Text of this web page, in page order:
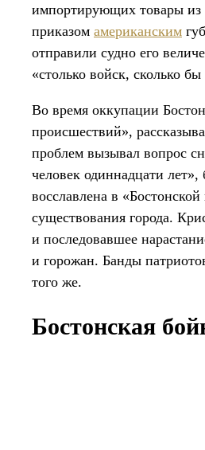
импортирующих товары из
приказом американским
отправили судно его
«столько войск, сколько
Во время оккупации
происшествий»,
проблем вызывал вопрос
человек одиннадцати
восславлена в
существования города.
и последовавшее
и горожан. Банды
того же.
Бостонская